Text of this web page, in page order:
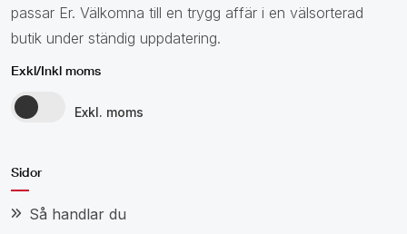
passar Er. Välkomna till en trygg affär i en välsorterad
butik under ständig uppdatering.
Exkl/Inkl moms
Exkl. moms
Sidor
Så handlar du